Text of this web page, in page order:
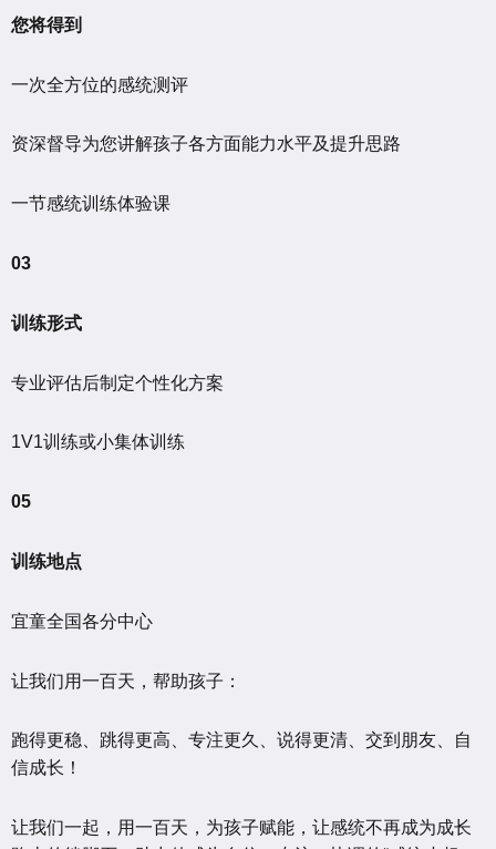
您将得到
一次全方位的感统测评
资深督导为您讲解孩子各方面能力水平及提升思路
一节感统训练体验课
03
训练形式
专业评估后制定个性化方案
1V1训练或小集体训练
05
训练地点
宜童全国各分中心
让我们用一百天，帮助孩子：
跑得更稳、跳得更高、专注更久、说得更清、交到朋友、自
信成长！
让我们一起，用一百天，为孩子赋能，让感统不再成为成长